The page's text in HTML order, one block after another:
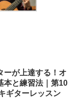
ーが上達する！オ
本と練習法｜第10
ギターレッスン